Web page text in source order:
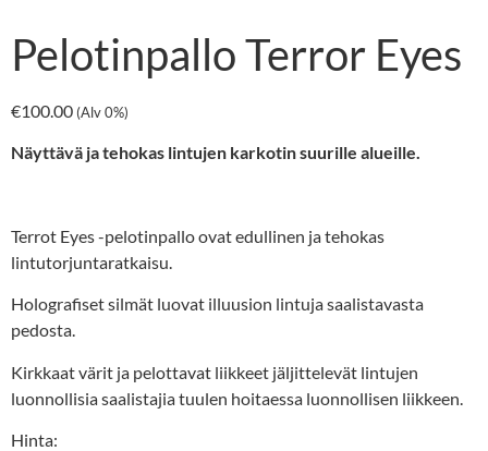
Pelotinpallo Terror Eyes
€100.00 (Alv 0%)
Näyttävä ja tehokas lintujen karkotin suurille alueille.
Terrot Eyes -pelotinpallo ovat edullinen ja tehokas
lintutorjuntaratkaisu.
Holografiset silmät luovat illuusion lintuja saalistavasta
pedosta.
Kirkkaat värit ja pelottavat liikkeet jäljittelevät lintujen
luonnollisia saalistajia tuulen hoitaessa luonnollisen liikkeen.
Hinta: